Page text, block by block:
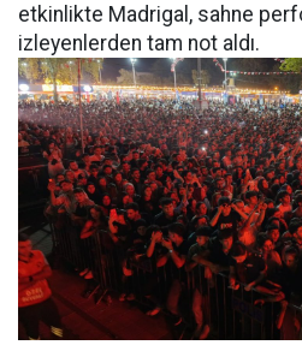
etkinlikte Madrigal, sahne
izleyenlerden tam not aldı.